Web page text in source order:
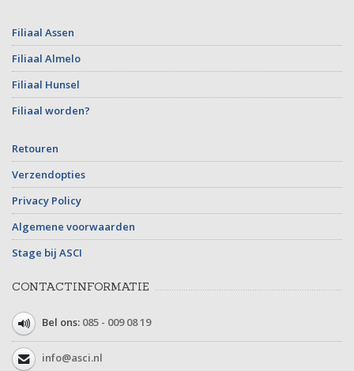
Filiaal Assen
Filiaal Almelo
Filiaal Hunsel
Filiaal worden?
Retouren
Verzendopties
Privacy Policy
Algemene voorwaarden
Stage bij ASCI
CONTACTINFORMATIE
Bel ons: 085 - 009 08 19
info@asci.nl